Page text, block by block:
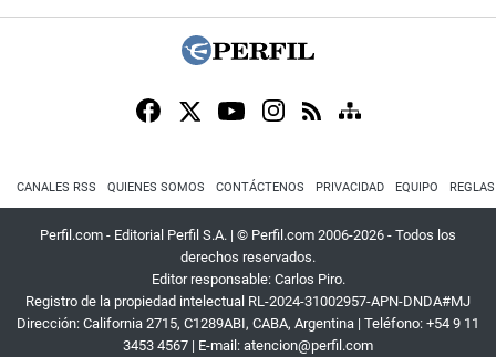
CANALES RSS QUIENES SOMOS CONTÁCTENOS PRIVACIDAD EQUIPO
Perfil.com - Editorial Perfil S.A. | © Perfil.com 2006-2026 - Todos los
derechos reservados.
Editor responsable: Carlos Piro.
Registro de la propiedad intelectual RL-2024-31002957-APN-DNDA#MJ
Dirección: California 2715, C1289ABI, CABA, Argentina | Teléfono: +54 9 11
3453 4567 | E-mail: atencion@perfil.com